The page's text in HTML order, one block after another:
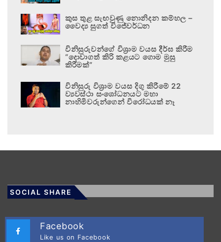
කුස තුළ සැඟවුණු නොනිදන කම්හල –
වෛද්‍ය සුගත් විජේවර්ධන
විනිසුරුවන්ගේ විශ්‍රාම වයස දීර්ඝ කිරීම
“දොවාගත් කිරි කළයට ගොම මුසු
කිරීමක්”
විනිසුරු විශ්‍රාම වයස දිගු කිරීමේ 22
ව්‍යවස්ථා සංශෝධනයට මහා
නාහිමිවරුන්ගෙන් විරෝධයක් නෑ
SOCIAL SHARE
Facebook
Like us on Facebook